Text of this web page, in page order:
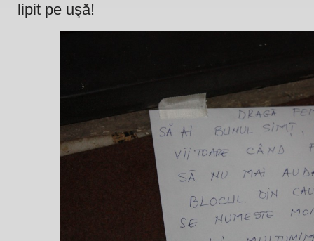
lipit pe uşă!